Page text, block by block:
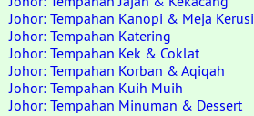
Johor: Tempahan Kanopi & Meja Kerusi
Johor: Tempahan Katering
Johor: Tempahan Kek & Coklat
Johor: Tempahan Korban & Aqiqah
Johor: Tempahan Kuih Muih
Johor: Tempahan Minuman & Dessert